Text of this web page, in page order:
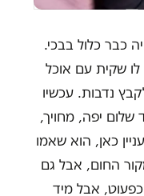
כבר כלול בבכי.
לו שקית עם אוכל
נדבות. עכשיו
שלום יפה, מחויך,
כאן, הוא שאמו
החום, אבל גם
אבל מיד